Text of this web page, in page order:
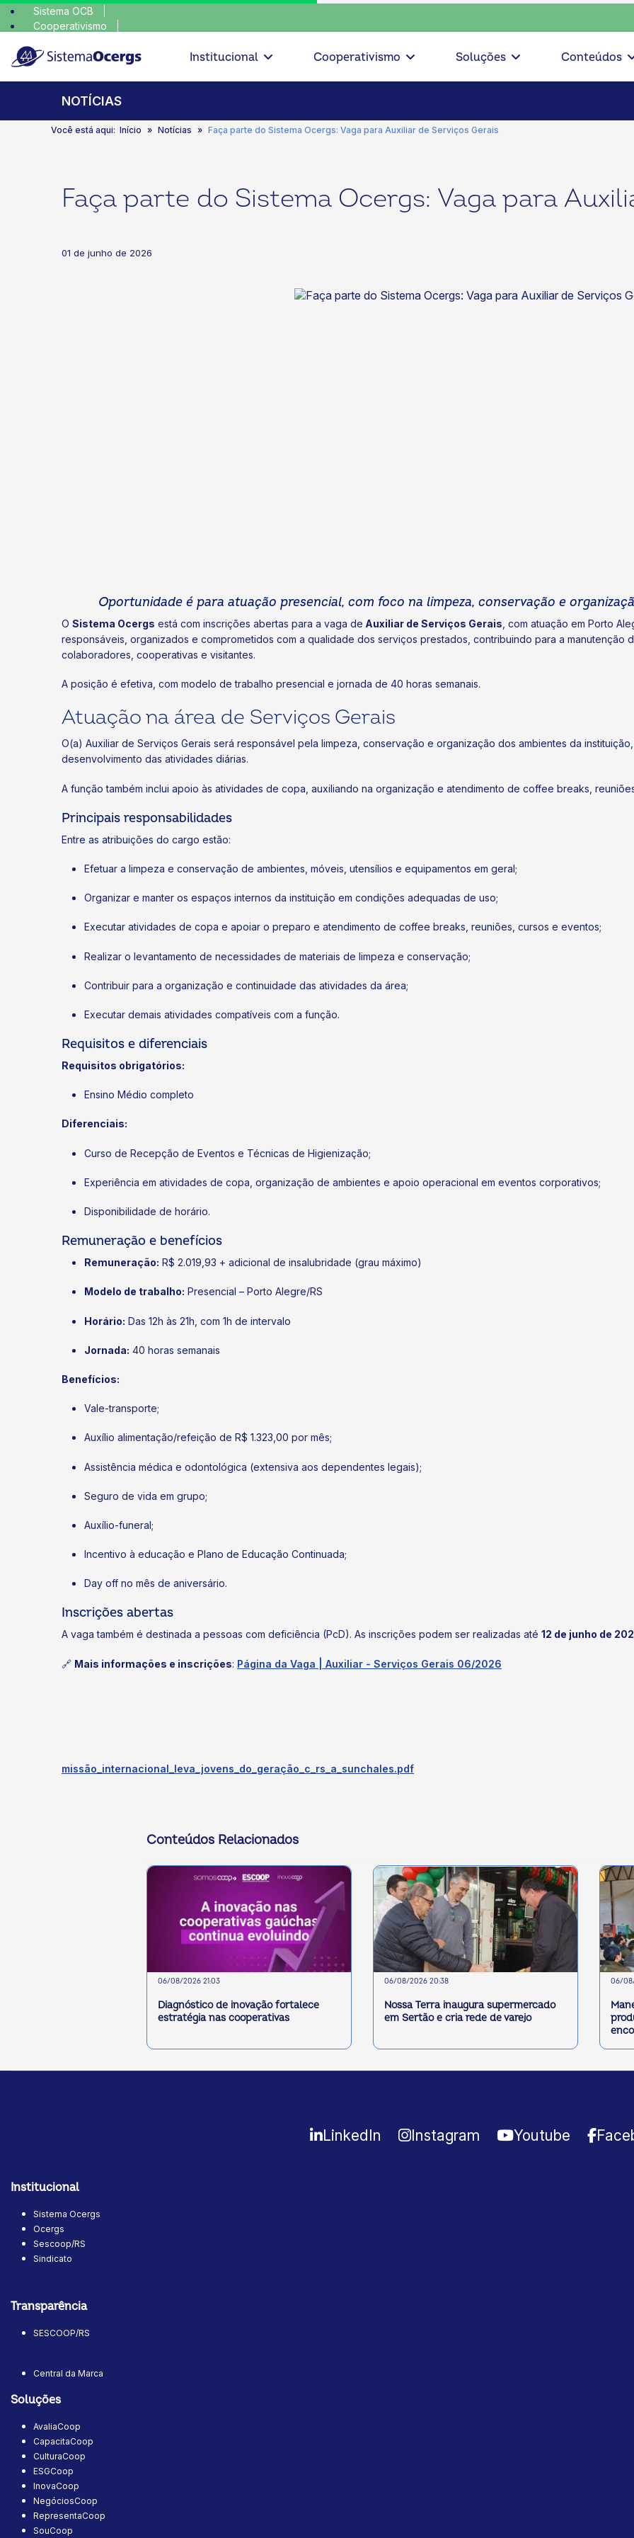
Sistema OCB
Cooperativismo
Institucional
Cooperativismo Soluções Conteúdos
NOTÍCIAS
Você está aqui: Início Notícias Faça parte do Sistema Ocergs: Vaga para Auxiliar de Serviços Gerais
Faça parte do Sistema Ocergs: Vaga para
01 de junho de 2026
Oportunidade é para atuação presencial, com foco na limpeza, conservação e
O Sistema Ocergs está com inscrições abertas para a vaga de Auxiliar de Serviços Gerais , com atuação em Porto
responsáveis, organizados e comprometidos com a qualidade dos serviços prestados, contribuindo para a manutenção
colaboradores, cooperativas e visitantes.
A posição é efetiva, com modelo de trabalho presencial e jornada de 40 horas semanais.
Atuação na área de Serviços Gerais
O(a) Auxiliar de Serviços Gerais será responsável pela limpeza, conservação e organização dos ambientes da
desenvolvimento das atividades diárias.
A função também inclui apoio às atividades de copa, auxiliando na organização e atendimento de coffee breaks,
Principais responsabilidades
Entre as atribuições do cargo estão:
Efetuar a limpeza e conservação de ambientes, móveis, utensílios e equipamentos em geral;
Organizar e manter os espaços internos da instituição em condições adequadas de uso;
Executar atividades de copa e apoiar o preparo e atendimento de coffee breaks, reuniões, cursos e eventos;
Realizar o levantamento de necessidades de materiais de limpeza e conservação;
Contribuir para a organização e continuidade das atividades da área;
Executar demais atividades compatíveis com a função.
Requisitos e diferenciais
Requisitos obrigatórios:
Ensino Médio completo
Diferenciais:
Curso de Recepção de Eventos e Técnicas de Higienização;
Experiência em atividades de copa, organização de ambientes e apoio operacional em eventos corporativos;
Disponibilidade de horário.
Remuneração e benefícios
Remuneração: R$ 2.019,93 + adicional de insalubridade (grau máximo)
Modelo de trabalho: Presencial – Porto Alegre/RS
Horário: Das 12h às 21h, com 1h de intervalo
Jornada: 40 horas semanais
Benefícios:
Vale-transporte;
Auxílio alimentação/refeição de R$ 1.323,00 por mês;
Assistência médica e odontológica (extensiva aos dependentes legais);
Seguro de vida em grupo;
Auxílio-funeral;
Incentivo à educação e Plano de Educação Continuada;
Day off no mês de aniversário.
Inscrições abertas
A vaga também é destinada a pessoas com deficiência (PcD). As inscrições podem ser realizadas até 12 de junho de
🔗 Mais informações e inscrições: Página da Vaga | Auxiliar - Serviços Gerais 06/2026
missão_internacional_leva_jovens_do_geração_c_rs_a_sunchales.pdf
Conteúdos Relacionados
06/08/2026 21:03
Diagnóstico de inovação fortalece
estratégia nas cooperativas
06/08/2026 20:38
Nossa Terra inaugura supermercado
em Sertão e cria rede de varejo
06/
LinkedIn Instagram Youtube
Institucional
Sistema Ocergs
Ocergs
Sescoop/RS
Sindicato
Transparência
SESCOOP/RS
Central da Marca
Soluções
AvaliaCoop
CapacitaCoop
CulturaCoop
ESGCoop
InovaCoop
NegóciosCoop
RepresentaCoop
SouCoop